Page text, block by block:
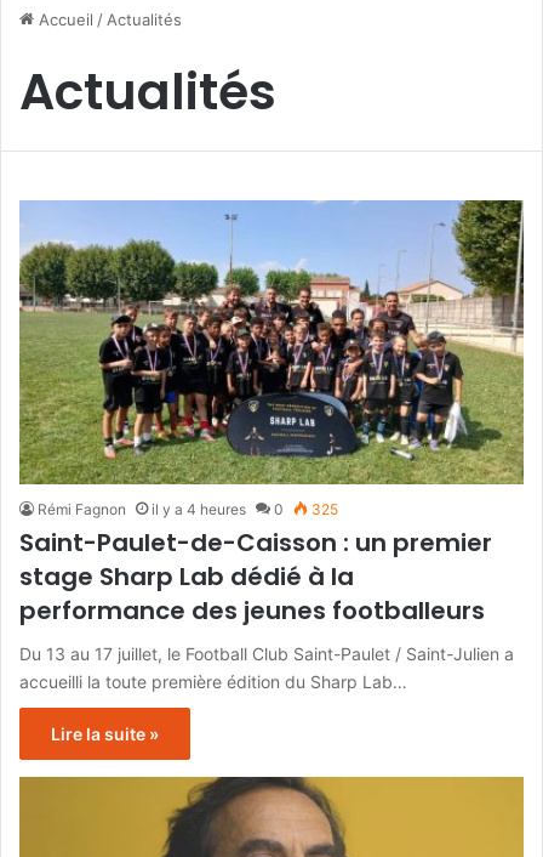
Accueil / Actualités
Actualités
Rémi Fagnon il y a 4 heures 0 325
Saint-Paulet-de-Caisson : un premier
stage Sharp Lab dédié à la
performance des jeunes footballeurs
Du 13 au 17 juillet, le Football Club Saint-Paulet / Saint-Julien a
accueilli la toute première édition du Sharp Lab…
Lire la suite »